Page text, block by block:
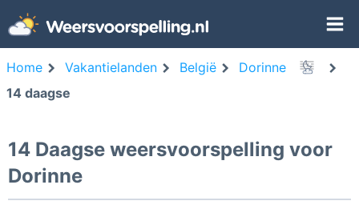
Home Vakantielanden België
Dorinne
14 daagse
14 Daagse weersvoorspelling voor
Dorinne